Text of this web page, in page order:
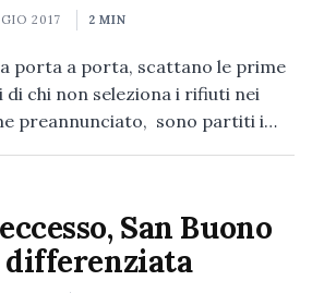
2017 2 MIN
porta a porta, scattano le prime
chi non seleziona i rifiuti nei
preannunciato, sono partiti i…
San Buono
differenziata